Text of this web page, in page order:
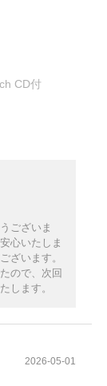
CD付
ございま
心いたしま
ざいます。
ので、次回
します。
2026-05-01